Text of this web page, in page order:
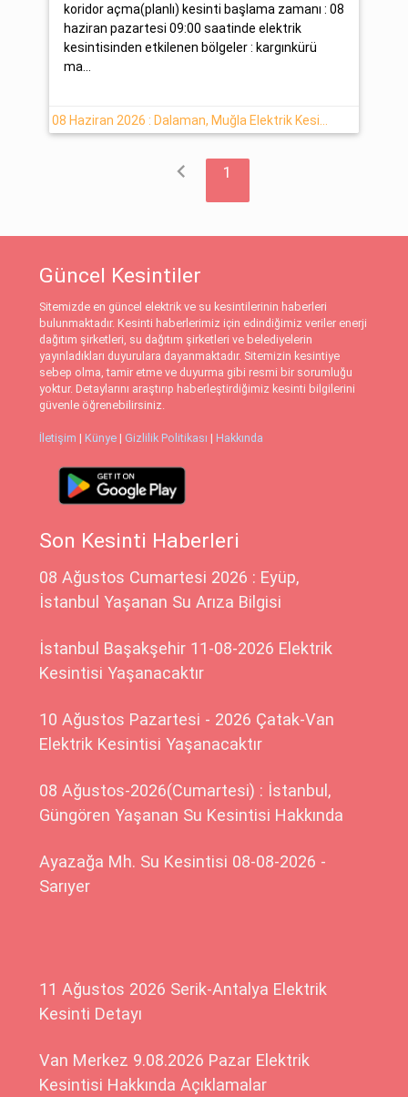
koridor açma(planlı) kesinti başlama zamanı : 08
haziran pazartesi 09:00 saatinde elektrik
kesintisinden etkilenen bölgeler : kargınkürü
ma...
chevron_left 1
Güncel Kesintiler
Sitemizde en güncel elektrik ve su kesintilerinin haberleri
bulunmaktadır. Kesinti haberlerimiz için edindiğimiz veriler enerji
dağıtım şirketleri, su dağıtım şirketleri ve belediyelerin
yayınladıkları duyurulara dayanmaktadır. Sitemizin kesintiye
sebep olma, tamir etme ve duyurma gibi resmi bir sorumluğu
yoktur. Detaylarını araştırıp haberleştirdiğimiz kesinti bilgilerini
güvenle öğrenebilirsiniz.
İletişim | Künye | Gizlilik Politikası | Hakkında
Son Kesinti Haberleri
08 Ağustos Cumartesi 2026 : Eyüp,
İstanbul Yaşanan Su Arıza Bilgisi
İstanbul Başakşehir 11-08-2026 Elektrik
Kesintisi Yaşanacaktır
10 Ağustos Pazartesi - 2026 Çatak-Van
Elektrik Kesintisi Yaşanacaktır
08 Ağustos-2026(Cumartesi) : İstanbul,
Güngören Yaşanan Su Kesintisi Hakkında
Ayazağa Mh. Su Kesintisi 08-08-2026 -
Sarıyer
11 Ağustos 2026 Serik-Antalya Elektrik
Kesinti Detayı
Van Merkez 9.08.2026 Pazar Elektrik
Kesintisi Hakkında Açıklamalar